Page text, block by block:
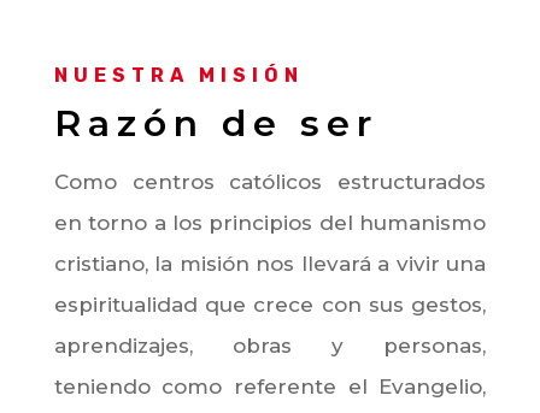
NUESTRA MISIÓN
Razón de ser
Como centros católicos estructurados
en torno a los principios del humanismo
cristiano, la misión nos llevará a vivir una
espiritualidad que crece con sus gestos,
aprendizajes, obras y personas,
teniendo como referente el Evangelio,